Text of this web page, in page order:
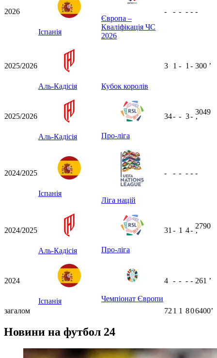
2026
Іспанія
Європа –
Кваліфікація ЧС
2026
- - - - - -
2025/2026
Аль-Кадісія Кубок королів
3 1 - 1 - 300 ʼ
2025/2026
Аль-Кадісія Про-ліга
34- - 3-
3049
ʼ
2024/2025
Іспанія
Ліга націй
- - - - - -
2024/2025
Аль-Кадісія Про-ліга
31 - 1 4-
2790
ʼ
2024
Іспанія Чемпіонат Європи
4 - - - - 261 ʼ
загалом 72 1 1 806400ʼ
Новини на футбол 24